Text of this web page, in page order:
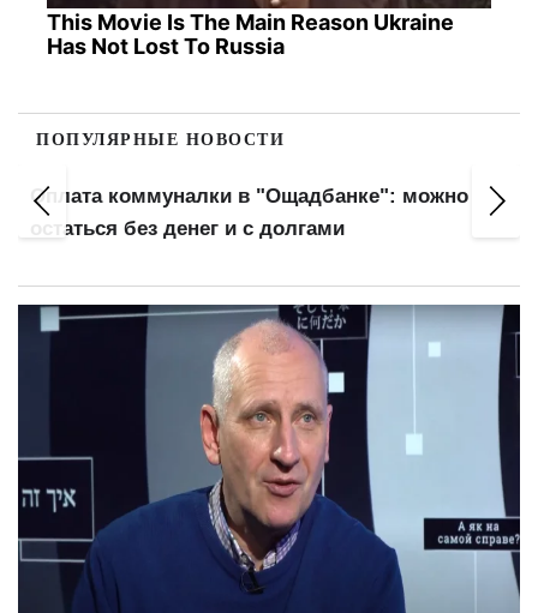
This Movie Is The Main Reason Ukraine
Has Not Lost To Russia
ПОПУЛЯРНЫЕ НОВОСТИ
Оплата коммуналки в "Ощадбанке": можно
остаться без денег и с долгами